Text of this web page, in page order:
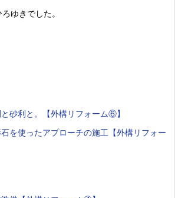
ゆきでした。
砂利と。【外構リフォーム⑥】
を使ったアプローチの施工【外構リフォー